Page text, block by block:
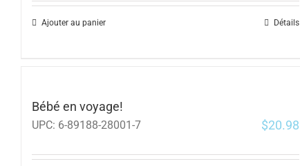
Ajouter au panier Détails
Bébé en voyage!
UPC: 6-89188-28001-7 $20.98